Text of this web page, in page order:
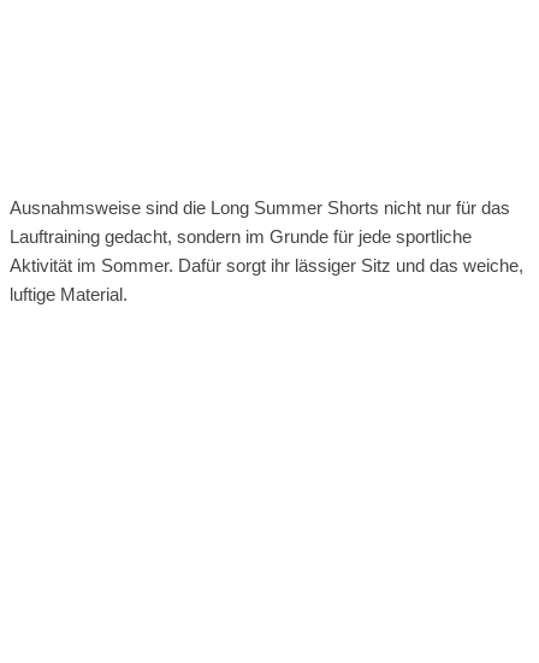
Ausnahmsweise sind die Long Summer Shorts nicht nur für das
Lauftraining gedacht, sondern im Grunde für jede sportliche
Aktivität im Sommer. Dafür sorgt ihr lässiger Sitz und das weiche,
luftige Material.